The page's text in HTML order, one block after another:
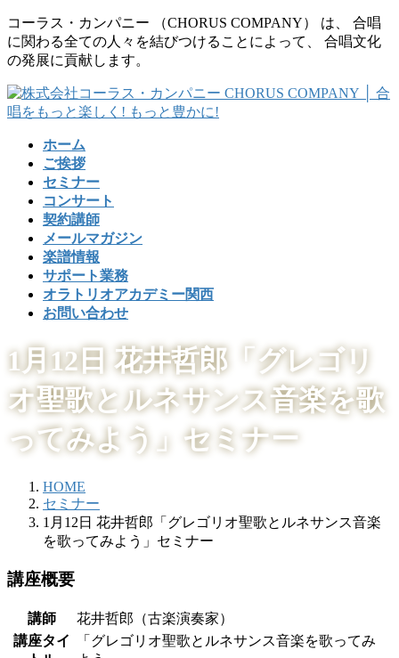
コ
ン
テ
ツ
に
ナ
ビ
ゲ
シ
ョ
コーラス・カンパニー （CHORUS COMPANY） は、 合唱
に関わる全ての人々を結びつけることによって、 合唱文化
の発展に貢献します。
ホーム
ご挨拶
セミナー
コンサート
契約講師
メールマガジン
楽譜情報
サポート業務
オラトリオアカデミー関西
お問い合わせ
1月12日 花井哲郎「グレゴリ
オ聖歌とルネサンス音楽を歌
ってみよう」セミナー
HOME
セミナー
1月12日 花井哲郎「グレゴリオ聖歌とルネサンス音楽
を歌ってみよう」セミナー
講座概要
講師
花井哲郎（古楽演奏家）
講座タイ
「グレゴリオ聖歌とルネサンス音楽を歌ってみ